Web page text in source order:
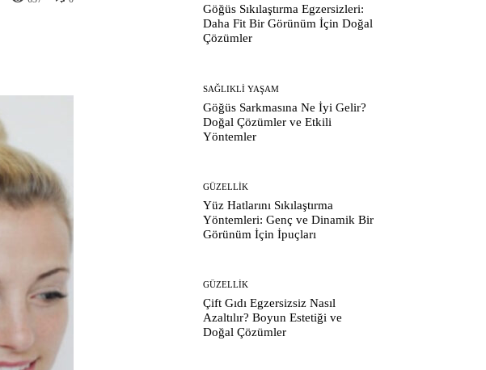
Göğüs Sıkılaştırma Egzersizleri:
Daha Fit Bir Görünüm İçin Doğal
Çözümler
SAĞLIKLI YAŞAM
Göğüs Sarkmasına Ne İyi Gelir?
Doğal Çözümler ve Etkili
Yöntemler
GÜZELLIK
Yüz Hatlarını Sıkılaştırma
Yöntemleri: Genç ve Dinamik Bir
Görünüm İçin İpuçları
GÜZELLIK
Çift Gıdı Egzersizsiz Nasıl
Azaltılır? Boyun Estetiği ve
Doğal Çözümler